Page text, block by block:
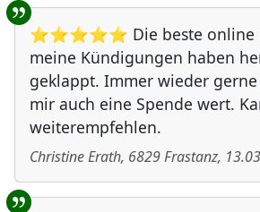
⭐⭐⭐⭐⭐ Die beste online
meine Kündigungen haben
geklappt. Immer wieder
mir auch eine Spende wert.
weiterempfehlen.
Christine Erath, 6829Frastanz,